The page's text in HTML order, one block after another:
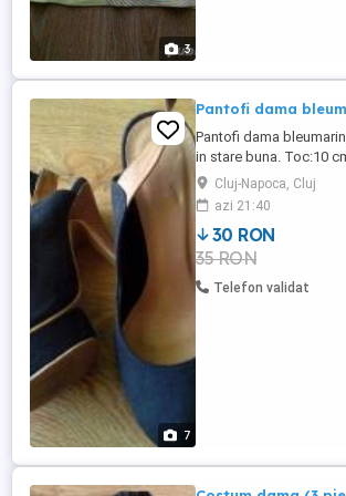
3
7
Pantofi dama
Pantofi dama
in stare buna. Toc:10
Nu accept schimburi
vizibil, este valabil. Cost
(posta romana) -
avans Cost curier:
necesita plata integral,
Cluj-Napoca, Cluj
azi 21:40
30 RON
35 RON
Telefon validat